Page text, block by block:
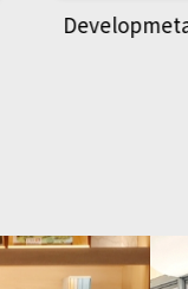
Pattern